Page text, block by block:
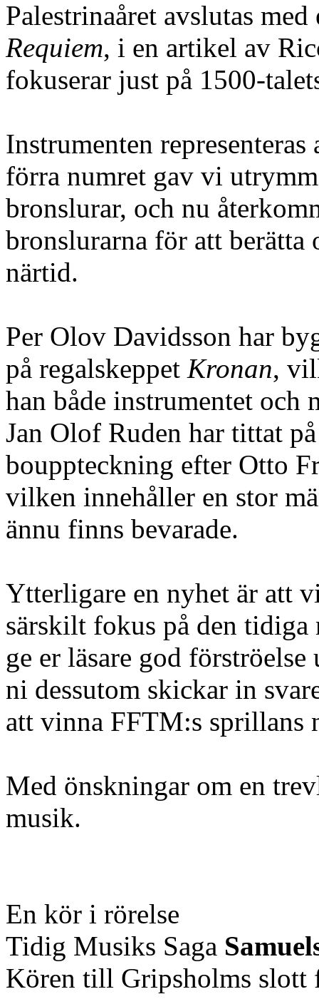
Palestrinaåret avslutas
Requiem, i en artikel av
fokuserar just på 1500-
Instrumenten
förra numret gav vi
bronslurar, och nu
bronslurarna för att
närtid.
Per Olov Davidsson har
på regalskeppet Kronan,
han både instrumentet
Jan Olof Ruden har tittat
bouppteckning efter Otto
vilken innehåller en stor
ännu finns bevarade.
Ytterligare en nyhet är att
särskilt fokus på den tidiga
ge er läsare god
ni dessutom skickar in
att vinna FFTM:s sprillans
Med önskningar om en
musik.
En kör i rörelse
Tidig Musiks Saga
Kören till Gripsholms slott